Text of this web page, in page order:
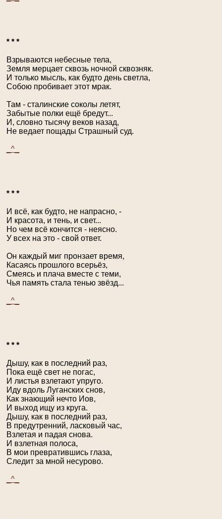
* * *
Взрываются небесные тела,
Земля мерцает сквозь ночной сквозняк.
И только мысль, как будто день светла,
Собою пробивает этот мрак.
Там - сталинские соколы летят,
Забытые полки ещё бредут...
И, словно тысячу веков назад,
Не ведает пощады Страшный суд.
_^_
* * *
И всё, как будто, не напрасно, -
И красота, и тень, и свет...
Но чем всё кончится - неясно.
У всех на это - свой ответ.
Он каждый миг пронзает время,
Касаясь прошлого всерьёз,
Смеясь и плача вместе с теми,
Чья память стала тенью звёзд...
_^_
* * *
Дышу, как в последний раз,
Пока ещё свет не погас,
И листья взлетают упруго.
Иду вдоль Луганских снов,
Как знающий нечто Иов,
И выход ищу из круга.
Дышу, как в последний раз,
В предутренний, ласковый час,
Взлетая и падая снова.
И взлетная полоса,
В мои превратившись глаза,
Следит за мной несурово.
_^_